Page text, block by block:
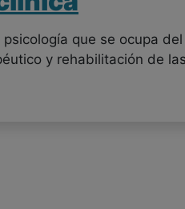
que se ocupa
y rehabilitación de